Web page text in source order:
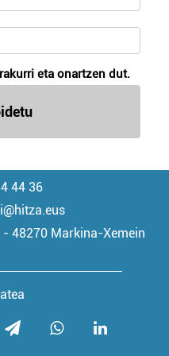
eta onartzen dut.
44 36
48270 Markina-Xemein